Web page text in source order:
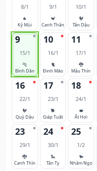
8/1
🐐
Kỷ Mùi
9/1
🐒
Canh Thân
10/1
🐓
Tân Dậu
9
15/1
🐅
Bính Dần
10
16/1
🐈
Đinh Mão
11
17/1
🐉
Mậu Thìn
16
22/1
🐓
Quý Dậu
17
23/1
🐕
Giáp Tuất
18
24/1
🐖
Ất Hợi
23
29/1
🐉
Canh Thìn
24
30/1
🐍
Tân Tỵ
25
1/2
🐎
Nhâm Ngọ